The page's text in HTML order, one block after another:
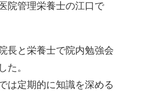
院管理栄養士の江口で
長と栄養士で院内勉強会
た。
は定期的に知識を深める